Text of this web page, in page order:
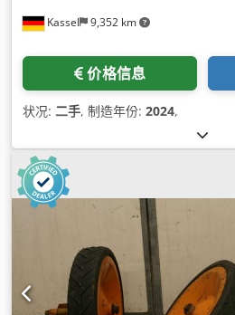
Kassel 9,352 km
价格信息
状况: 二手, 制造年份: 2024,